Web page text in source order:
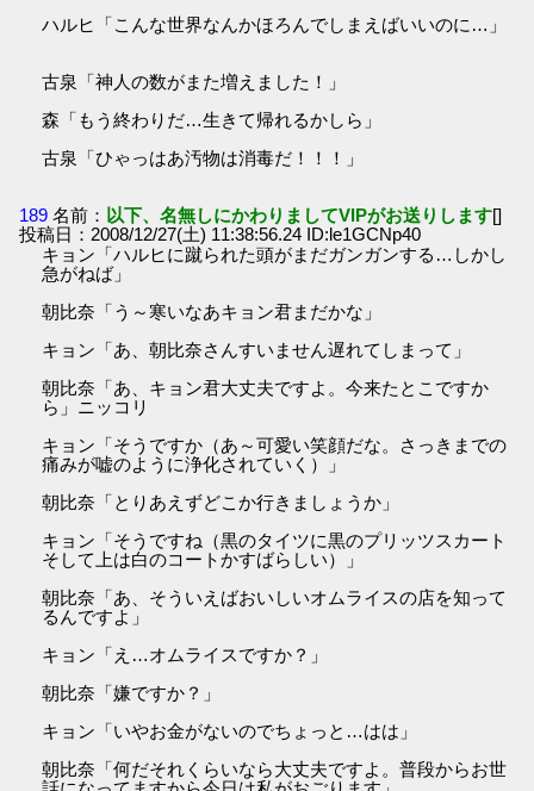
ハルヒ「こんな世界なんかほろんでしまえばいいのに…」
古泉「神人の数がまた増えました！」
森「もう終わりだ…生きて帰れるかしら」
古泉「ひゃっはあ汚物は消毒だ！！！」
189 名前： 以下、名無しにかわりましてVIPがお送りします[]
投稿日：2008/12/27(土) 11:38:56.24 ID:le1GCNp40
キョン「ハルヒに蹴られた頭がまだガンガンする…しかし
急がねば」
朝比奈「う～寒いなあキョン君まだかな」
キョン「あ、朝比奈さんすいません遅れてしまって」
朝比奈「あ、キョン君大丈夫ですよ。今来たとこですか
ら」ニッコリ
キョン「そうですか（あ～可愛い笑顔だな。さっきまでの
痛みが嘘のように浄化されていく）」
朝比奈「とりあえずどこか行きましょうか」
キョン「そうですね（黒のタイツに黒のプリッツスカート
そして上は白のコートかすばらしい）」
朝比奈「あ、そういえばおいしいオムライスの店を知って
るんですよ」
キョン「え…オムライスですか？」
朝比奈「嫌ですか？」
キョン「いやお金がないのでちょっと…はは」
朝比奈「何だそれくらいなら大丈夫ですよ。普段からお世